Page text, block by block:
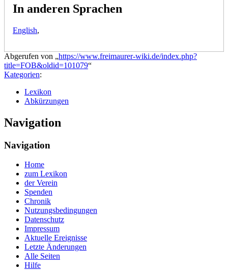
In anderen Sprachen
English,
Abgerufen von „https://www.freimaurer-wiki.de/index.php?
title=FOB&oldid=101079“
Kategorien:
Lexikon
Abkürzungen
Navigation
Navigation
Home
zum Lexikon
der Verein
Spenden
Chronik
Nutzungsbedingungen
Datenschutz
Impressum
Aktuelle Ereignisse
Letzte Änderungen
Alle Seiten
Hilfe